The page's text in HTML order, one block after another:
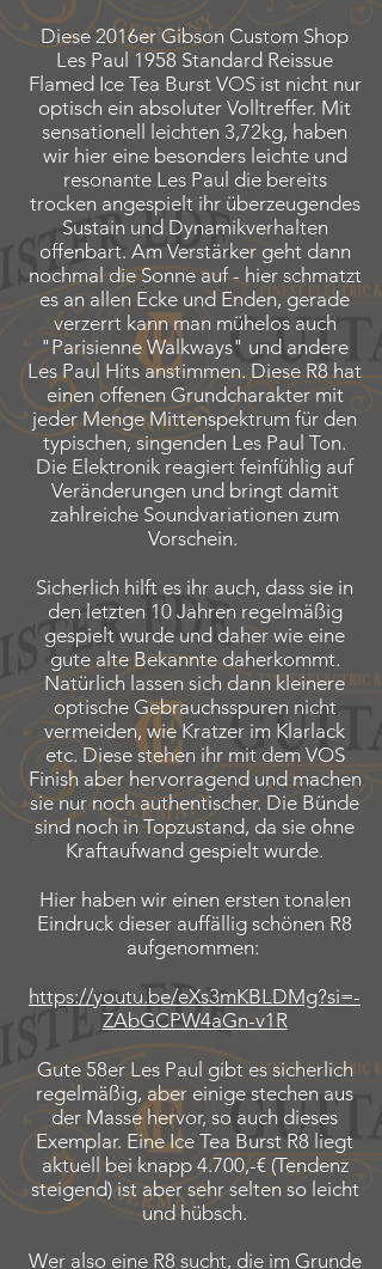
Diese 2016er Gibson Custom Shop
Les Paul 1958 Standard Reissue
Flamed Ice Tea Burst VOS ist nicht nur
optisch ein absoluter Volltreffer. Mit
sensationell leichten 3,72kg, haben
wir hier eine besonders leichte und
resonante Les Paul die bereits
trocken angespielt ihr überzeugendes
Sustain und Dynamikverhalten
offenbart. Am Verstärker geht dann
nochmal die Sonne auf - hier schmatzt
es an allen Ecke und Enden, gerade
verzerrt kann man mühelos auch
"Parisienne Walkways" und andere
Les Paul Hits anstimmen.Diese R8 hat
einen offenen Grundcharakter mit
jeder Menge Mittenspektrum für den
typischen, singenden Les Paul Ton.
Die Elektronik reagiert feinfühlig auf
Veränderungen und bringt damit
zahlreiche Soundvariationen zum
Vorschein.
Sicherlich hilft es ihr auch, dass sie in
den letzten 10 Jahren regelmäßig
gespielt wurde und daher wie eine
gute alte Bekannte daherkommt.
Natürlich lassen sich dann kleinere
optische Gebrauchsspuren nicht
vermeiden, wie Kratzer im Klarlack
etc. Diese stehen ihr mit dem VOS
Finish aber hervorragend und machen
sie nur noch authentischer. Die Bünde
sind noch in Topzustand, da sie ohne
Kraftaufwand gespielt wurde.
Hier haben wir einen ersten tonalen
Eindruck dieser auffällig schönen R8
aufgenommen:
https://youtu.be/eXs3mKBLDMg?si=-
ZAbGCPW4aGn-v1R​
Gute 58er Les Paul gibt es sicherlich
regelmäßig, aber einige stechen aus
der Masse hervor, so auch dieses
Exemplar. Eine Ice Tea Burst R8 liegt
aktuell bei knapp 4.700,-€ (Tendenz
steigend) ist aber sehr selten so leicht
und hübsch.
Wer also eine R8 sucht, die im Grunde